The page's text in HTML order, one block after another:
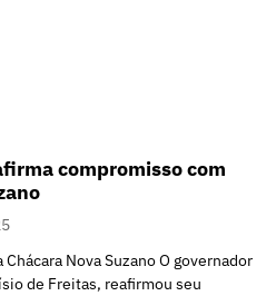
compromisso com
Nova Suzano O governador
de Freitas, reafirmou seu